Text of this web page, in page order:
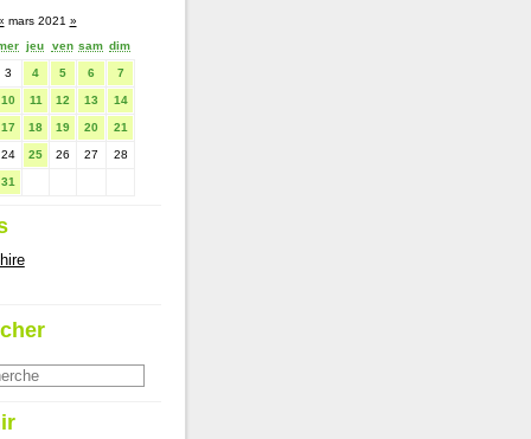
mars 2021 »
jeu ven sam dim
3 4 5 6 7
10 11 12 13 14
17 18 19 20 21
24 25 26 27 28
31